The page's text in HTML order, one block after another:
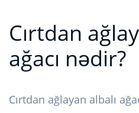
Cırtdan
ağacı nədir?
Cırtdan ağlayan albalı